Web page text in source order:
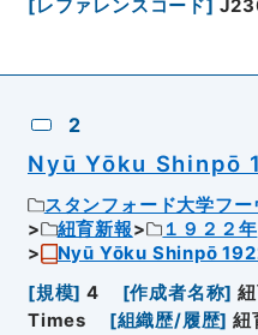
[レファレンスコード]
2
Nyū Yōku Shinpō
スタンフォード大学フ
紐育新報
１９２２年
Nyū Yōku Shinpō
[規模] 4 [作成者名称]
Times
[組織歴/履歴] 紐